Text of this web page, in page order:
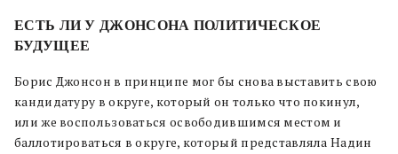
ЕСТЬ ЛИ У ДЖОНСОНА ПОЛИТИЧЕСКОЕ
БУДУЩЕЕ
Борис Джонсон в принципе мог бы снова выставить свою
кандидатуру в округе, который он только что покинул,
или же воспользоваться освободившимся местом и
баллотироваться в округе, который представляла Надин